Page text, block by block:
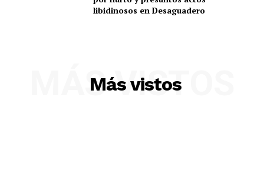
libidinosos en Desaguadero
Más vistos
MÁS VISTOS